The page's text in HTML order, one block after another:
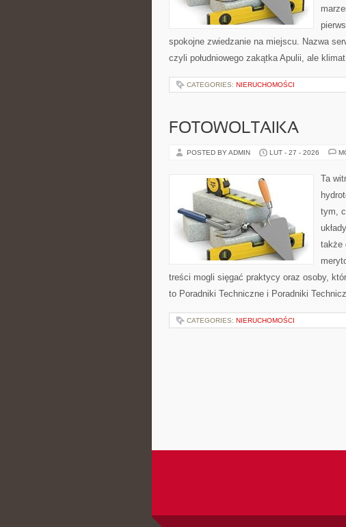
spokojne zwiedzanie na miejscu. Nazwa
czyli południowego zakątka Apulii, ale
CATEGORIES: NIERUCHOMOŚCI
FOTOWOLTAIKA
POSTED BY ADMIN LUT - 27 - 2026
Ta
tym,
także
treści mogli sięgać praktycy oraz osoby,
to Poradniki Techniczne i Poradniki
CATEGORIES: NIERUCHOMOŚCI